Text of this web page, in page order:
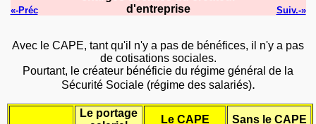
«-Préc
d'entreprise
Suiv.-»
Avec le CAPE, tant qu'il n'y a pas de bénéfices, il n'y a pas
de cotisations sociales.
Pourtant, le créateur bénéficie du régime général de la
Sécurité Sociale (régime des salariés).
Le portage
Le CAPE Sans le CAPE